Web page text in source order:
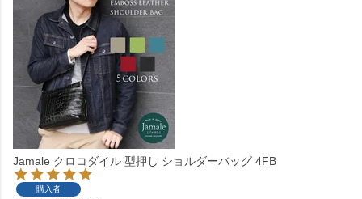
Jamale クロコダイル 型押し ショルダーバッグ 4FB
購入者